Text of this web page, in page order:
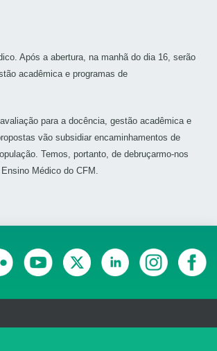
Após a abertura, na manhã do dia 16, serão
acadêmica e programas de
para a docência, gestão acadêmica e
vão subsidiar encaminhamentos de
Temos, portanto, de debruçarmo-nos
Médico do CFM.